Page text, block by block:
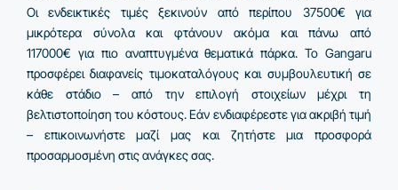
Οι ενδεικτικές τιμές ξεκινούν από περίπου 37500€ για
μικρότερα σύνολα και φτάνουν ακόμα και πάνω από
117000€ για πιο αναπτυγμένα θεματικά πάρκα. Το Gangaru
προσφέρει διαφανείς τιμοκαταλόγους και συμβουλευτική σε
κάθε στάδιο – από την επιλογή στοιχείων μέχρι τη
βελτιστοποίηση του κόστους. Εάν ενδιαφέρεστε για ακριβή τιμή
– επικοινωνήστε μαζί μας και ζητήστε μια προσφορά
προσαρμοσμένη στις ανάγκες σας.